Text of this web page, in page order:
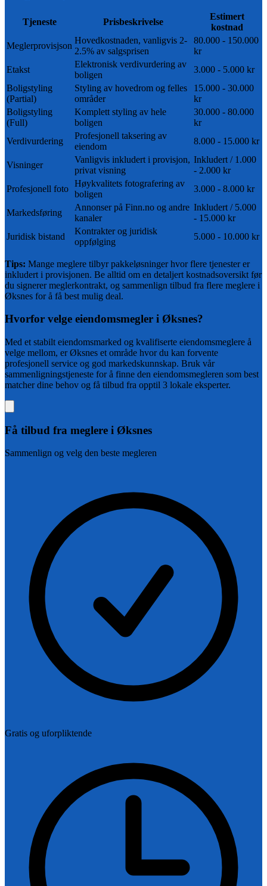
Tjeneste Prisbeskrivelse
Estimert
kostnad
Meglerprovisjson
Hovedkostnaden, vanligvis 2-
2.5% av salgsprisen
80.000 - 150.000
kr
Etakst
Elektronisk verdivurdering av
boligen
3.000 - 5.000 kr
Boligstyling
(Partial)
Styling av hovedrom og felles
områder
15.000 - 30.000
kr
Boligstyling
(Full)
Komplett styling av hele
boligen
30.000 - 80.000
kr
Verdivurdering
Profesjonell taksering av
eiendom
8.000 - 15.000 kr
Visninger
Vanligvis inkludert i provisjon,
privat visning
Inkludert / 1.000
- 2.000 kr
Profesjonell foto
Høykvalitets fotografering av
boligen
3.000 - 8.000 kr
Markedsføring
Annonser på Finn.no og andre
kanaler
Inkludert / 5.000
- 15.000 kr
Juridisk bistand
Kontrakter og juridisk
oppfølging
5.000 - 10.000 kr
Tips: Mange meglere tilbyr pakkeløsninger hvor flere tjenester er
inkludert i provisjonen. Be alltid om en detaljert kostnadsoversikt før
du signerer meglerkontrakt, og sammenlign tilbud fra flere meglere i
Øksnes for å få best mulig deal.
Hvorfor velge eiendomsmegler i Øksnes?
Med et stabilt eiendomsmarked og kvalifiserte eiendomsmeglere å
velge mellom, erØksnes et område hvor du kan forvente
profesjonell service og god markedskunnskap. Bruk vår
sammenligningstjeneste for å finne den eiendomsmegleren som best
matcher dine behov og få tilbud fra opptil 3 lokale eksperter.
Få tilbud fra meglere i Øksnes
Sammenlign og velg den beste megleren
Gratis og uforpliktende